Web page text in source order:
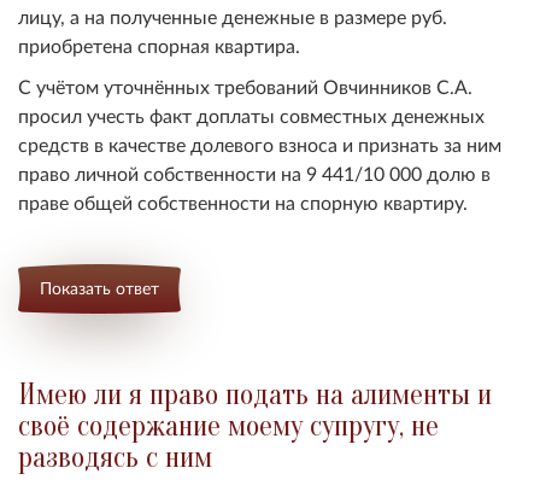
лицу, а на полученные денежные в размере руб.
приобретена спорная квартира.
С учётом уточнённых требований Овчинников С.А.
просил учесть факт доплаты совместных денежных
средств в качестве долевого взноса и признать за ним
право личной собственности на 9 441/10 000 долю в
праве общей собственности на спорную квартиру.
Показать ответ
Имею ли я право подать на алименты и
своё содержание моему супругу, не
разводясь с ним